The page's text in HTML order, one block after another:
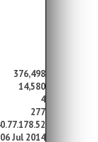
376,498
14,580
4
277
06 Jul 2014